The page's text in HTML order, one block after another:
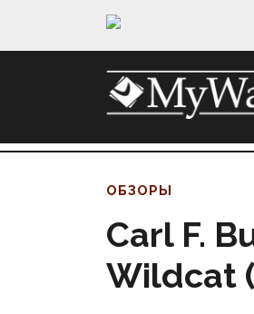
ОБЗОРЫ
Carl F.
Wildcat